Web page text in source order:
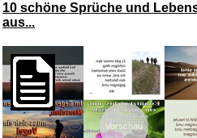
10 schöne Sprüche und
aus...
Vorschau